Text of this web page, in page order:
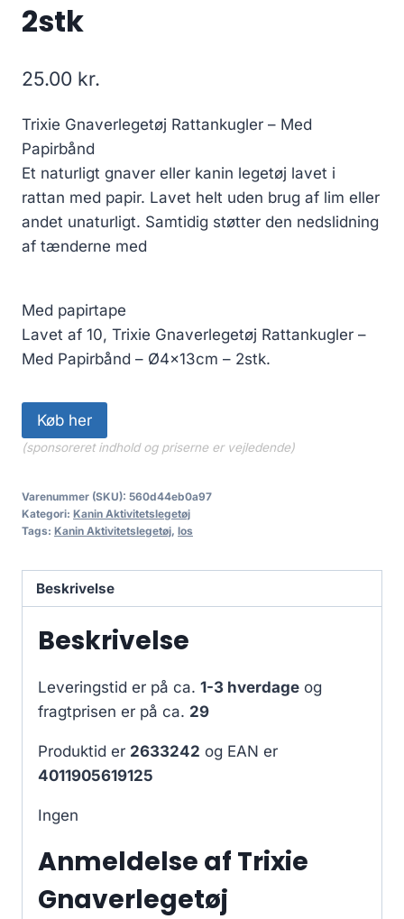
2stk
25.00 kr.
Trixie Gnaverlegetøj Rattankugler – Med
Papirbånd
Et naturligt gnaver eller kanin legetøj lavet i
rattan med papir. Lavet helt uden brug af lim eller
andet unaturligt. Samtidig støtter den nedslidning
af tænderne med
Med papirtape
Lavet af 10, Trixie Gnaverlegetøj Rattankugler –
Med Papirbånd – Ø4x13cm – 2stk.
Køb her
(sponsoreret indhold og priserne er vejledende)
Varenummer (SKU): 560d44eb0a97
Kategori: Kanin Aktivitetslegetøj
Tags: Kanin Aktivitetslegetøj, los
Beskrivelse
Beskrivelse
Leveringstid er på ca. 1-3 hverdage og
fragtprisen er på ca. 29
Produktid er 2633242 og EAN er
4011905619125
Ingen
Anmeldelse af Trixie
Gnaverlegetøj